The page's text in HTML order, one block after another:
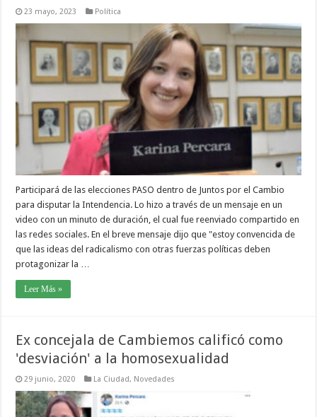
23 mayo, 2023 Política
Participará de las elecciones PASO dentro de Juntos por el Cambio
para disputar la Intendencia. Lo hizo a través de un mensaje en un
video con un minuto de duración, el cual fue reenviado compartido en
las redes sociales. En el breve mensaje dijo que "estoy convencida de
que las ideas del radicalismo con otras fuerzas políticas deben
protagonizar la …
Leer Más »
Ex concejala de Cambiemos calificó como
'desviación' a la homosexualidad
29 junio, 2020 La Ciudad, Novedades